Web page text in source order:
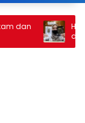
Harga
dan